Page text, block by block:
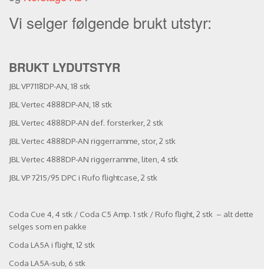
Vi selger følgende brukt utstyr:
BRUKT LYDUTSTYR
JBL VP7118DP-AN, 18 stk
JBL Vertec 4888DP-AN, 18 stk
JBL Vertec 4888DP-AN def. forsterker, 2 stk
JBL Vertec 4888DP-AN riggerramme, stor, 2 stk
JBL Vertec 4888DP-AN riggerramme, liten, 4 stk
JBL VP 7215/95 DPC i Rufo flightcase, 2 stk
Coda Cue 4, 4 stk / Coda C5 Amp. 1 stk / Rufo flight, 2 stk – alt dette
selges som en pakke
Coda LA5A i flight, 12 stk
Coda LA5A-sub, 6 stk